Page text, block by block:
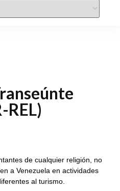
REL)
de cualquier religión, no
a Venezuela en actividades
al turismo.